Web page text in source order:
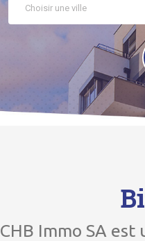
CHB Immo SA